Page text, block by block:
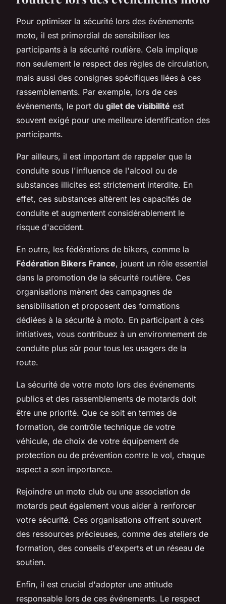
Pour optimiser la sécurité lors des événements
moto, il est primordial de sensibiliser les
participants à la sécurité routière. Cela implique
non seulement le respect des règles de circulation,
mais aussi des consignes spécifiques liées à ces
rassemblements. Par exemple, lors de ces
événements, le port du gilet de visibilité est
souvent exigé pour une meilleure identification des
participants.
Par ailleurs, il est important de rappeler que la
conduite sous l'influence de l'alcool ou de
substances illicites est strictement interdite. En
effet, ces substances altèrent les capacités de
conduite et augmentent considérablement le
risque d'accident.
En outre, les fédérations de bikers, comme la
Fédération Bikers France, jouent un rôle essentiel
dans la promotion de la sécurité routière. Ces
organisations mènent des campagnes de
sensibilisation et proposent des formations
dédiées à la sécurité à moto. En participant à ces
initiatives, vous contribuez à un environnement de
conduite plus sûr pour tous les usagers de la
route.
La sécurité de votre moto lors des événements
publics et des rassemblements de motards doit
être une priorité. Que ce soit en termes de
formation, de contrôle technique de votre
véhicule, de choix de votre équipement de
protection ou de prévention contre le vol, chaque
aspect a son importance.
Rejoindre un moto club ou une association de
motards peut également vous aider à renforcer
votre sécurité. Ces organisations offrent souvent
des ressources précieuses, comme des ateliers de
formation, des conseils d'experts et un réseau de
soutien.
Enfin, il est crucial d'adopter une attitude
responsable lors de ces événements. Le respect